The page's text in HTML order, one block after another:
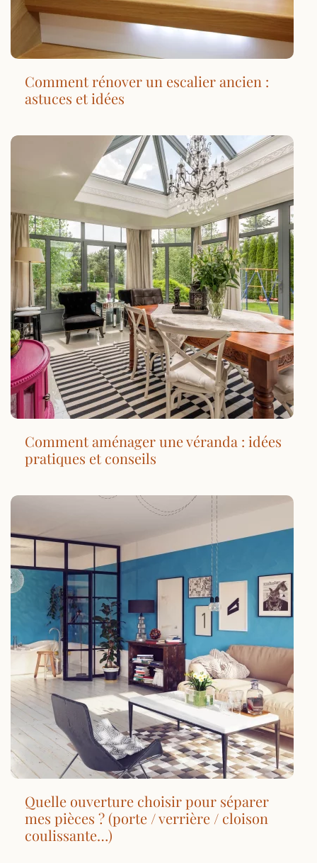
Comment rénover un escalier ancien :
astuces et idées
Comment aménager une véranda : idées
pratiques et conseils
Quelle ouverture choisir pour séparer
mes pièces ? (porte / verrière / cloison
coulissante…)